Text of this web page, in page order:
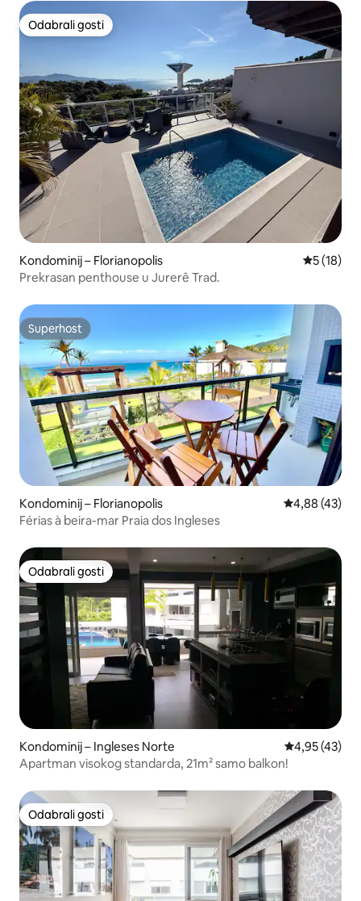
Odabrali gosti
Odabrali gosti
Kondominij – Florianopolis Prosječna
5 (18)
Prekrasan penthouse u Jurerê Trad.
Superhost
Superhost
Kondominij – Florianopolis Prosječna
4,88 (43)
Férias à beira-mar Praia dos Ingleses
Odabrali gosti
Odabrali gosti
Kondominij – Ingleses Norte Prosječna
4,95 (43)
Apartman visokog standarda, 21m² samo balkon!
Odabrali gosti
Odabrali gosti